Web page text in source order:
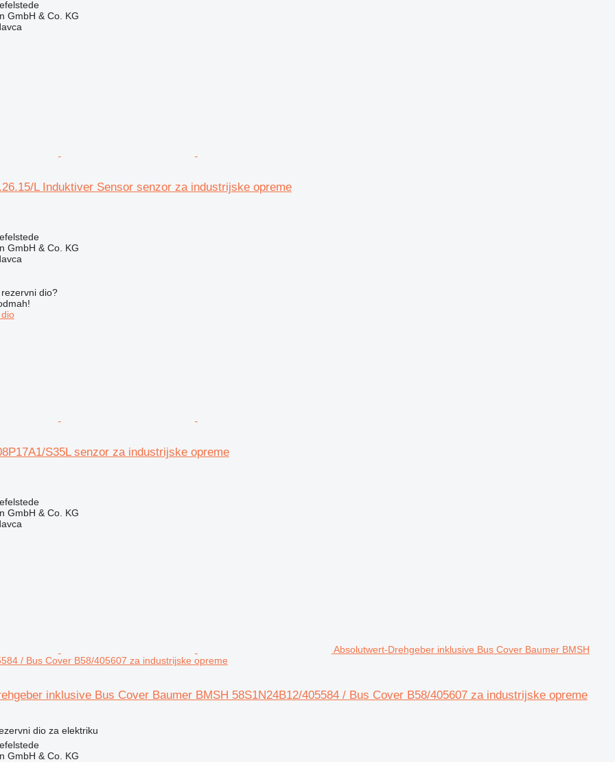
GmbH & Co. KG
L Induktiver Sensor senzor za industrijske opreme
GmbH & Co. KG
dio?
S35L senzor za industrijske opreme
GmbH & Co. KG
Absolutwert-Drehgeber inklusive Bus Cover Baumer BMSH
/ Bus Cover B58/405607 za industrijske opreme
inklusive Bus Cover Baumer BMSH 58S1N24B12/405584 / Bus Cover B58/405607 za industrijske opreme
dio za elektriku
GmbH & Co. KG